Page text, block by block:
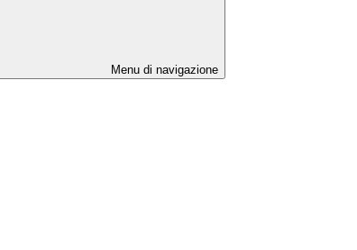
Menu di navigazione